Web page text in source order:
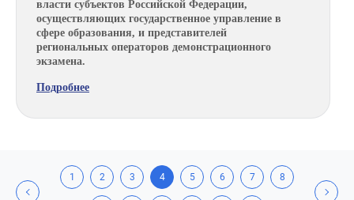
власти субъектов Российской Федерации,
осуществляющих государственное управление в
сфере образования, и представителей
региональных операторов демонстрационного
экзамена.
Подробнее
1 2 3 4 5 6 7 8